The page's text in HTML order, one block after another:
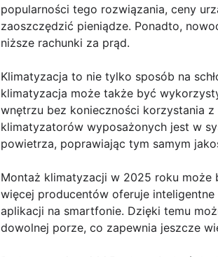
popularności tego rozwiązania, ceny
zaoszczędzić pieniądze. Ponadto,
niższe rachunki za prąd.
Klimatyzacja to nie tylko sposób na
klimatyzacja może także być
wnętrzu bez konieczności korzystania
klimatyzatorów wyposażonych jest w
powietrza, poprawiając tym samym
Montaż klimatyzacji w 2025 roku może
więcej producentów oferuje
aplikacji na smartfonie. Dzięki temu
dowolnej porze, co zapewnia jeszcze